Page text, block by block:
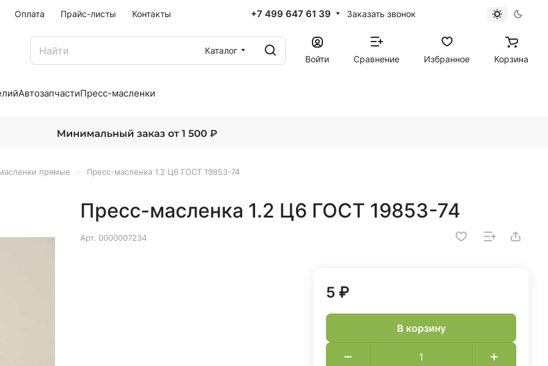
Оплата Прайс-листы Контакты +7 499 647 61 39 Заказать звонок
Каталог
Войти
Сравнение Избранное Корзина
АвтозапчастиПресс-масленки
прямые Пресс-масленка 1.2 Ц6 ГОСТ 19853-74
Пресс-масленка 1.2 Ц6 ГОСТ 19853-74
Арт. 0000007234
5 ₽
В корзину